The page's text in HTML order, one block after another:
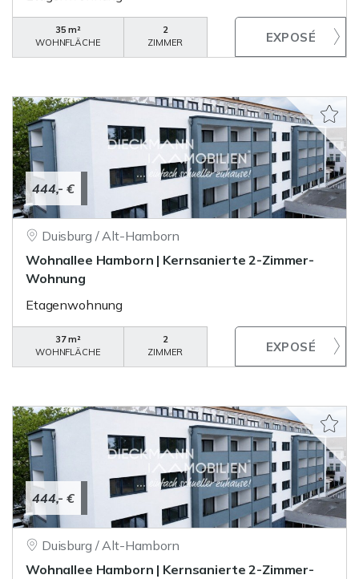
35 m²
WOHNFLÄCHE
2
ZIMMER
444,- €
Duisburg / Alt-Hamborn
Wohnallee Hamborn | Kernsanierte 2-Zimmer-
Wohnung
Etagenwohnung
37 m²
WOHNFLÄCHE
2
ZIMMER
444,- €
Duisburg / Alt-Hamborn
Wohnallee Hamborn | Kernsanierte 2-Zimmer-